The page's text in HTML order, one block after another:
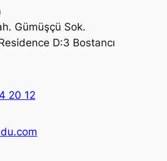
Gümüşçü Sok.
D:3 Bostancı
20 12